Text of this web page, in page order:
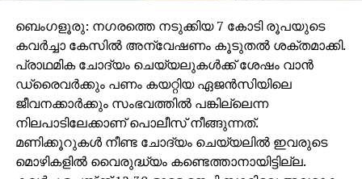
ബെംഗളൂരു: നഗരത്തെ നടുക്കിയ 7 കോടി രൂപയുടെ
കവര്‍ച്ചാ കേസില്‍ അന്വേഷണം കൂടുതല്‍ ശക്തമാക്കി.
പ്രാഥമിക ചോദ്യം ചെയ്യലുകള്‍ക്ക് ശേഷം വാന്‍
ഡ്രൈവര്‍ക്കും പണം കയറ്റിയ ഏജന്‍സിയിലെ
ജീവനക്കാര്‍ക്കും സംഭവത്തില്‍ പങ്കില്ലെന്ന
നിലപാടിലേക്കാണ് പൊലീസ് നീങ്ങുന്നത്.
മണിക്കൂറുകള്‍ നീണ്ട ചോദ്യം ചെയ്യലില്‍ ഇവരുടെ
മൊഴികളില്‍ വൈരുദ്ധ്യം കണ്ടെത്താനായിട്ടില്ല.